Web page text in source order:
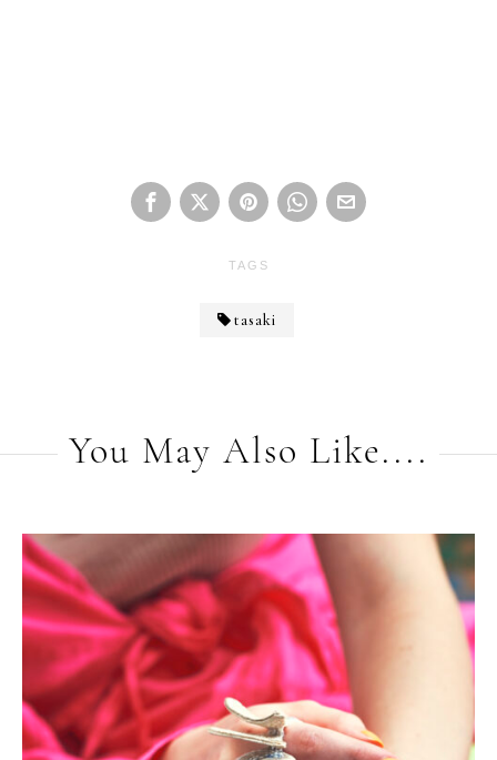
TAGS
tasaki
You May Also Like....